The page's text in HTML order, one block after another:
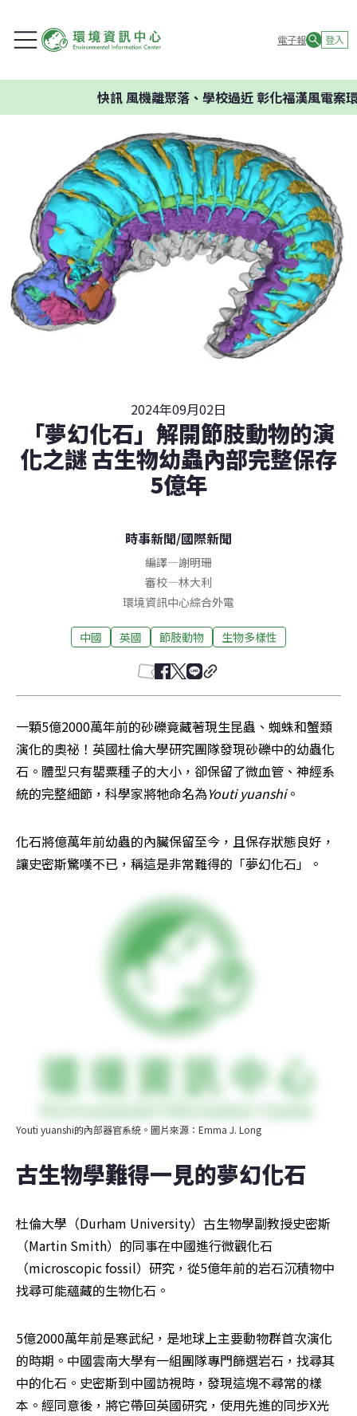
電子報 登入
風機離聚落、學校過近 彰化福漢風電案環委建
2024年09月02日
「夢幻化石」解開節肢動物的演
化之謎 古生物幼蟲內部完整保存
5億年
時事新聞/國際新聞
編譯—謝明珊
審校—林大利
環境資訊中心綜合外電
中國 英國 節肢動物 生物多樣性
一顆5億2000萬年前的砂礫竟藏著現生昆蟲、蜘蛛和蟹類
演化的奧祕！英國杜倫大學研究團隊發現砂礫中的幼蟲化
石。體型只有罌粟種子的大小，卻保留了微血管、神經系
統的完整細節，科學家將牠命名為Youti yuanshi。
化石將億萬年前幼蟲的內臟保留至今，且保存狀態良好，
讓史密斯驚嘆不已，稱這是非常難得的「夢幻化石」。
Youti yuanshi的內部器官系統。圖片來源：Emma J. Long
古生物學難得一見的夢幻化石
杜倫大學（Durham University）古生物學副教授史密斯
（Martin Smith）的同事在中國進行微觀化石
（microscopic fossil）研究，從5億年前的岩石沉積物中
找尋可能蘊藏的生物化石。
5億2000萬年前是寒武紀，是地球上主要動物群首次演化
的時期。中國雲南大學有一組團隊專門篩選岩石，找尋其
中的化石。史密斯到中國訪視時，發現這塊不尋常的樣
本。經同意後，將它帶回英國研究，使用先進的同步X光